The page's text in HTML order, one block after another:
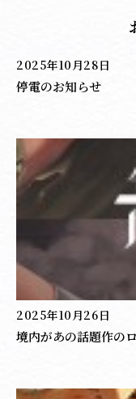
2025年10月28日
停電のお知らせ
2025年10月26日
境内があの話題作の